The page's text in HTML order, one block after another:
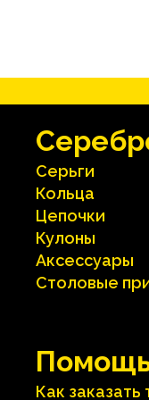
Серьги
Кольца
Цепочки
Кулоны
Аксесcуары
Столовые
Как заказать